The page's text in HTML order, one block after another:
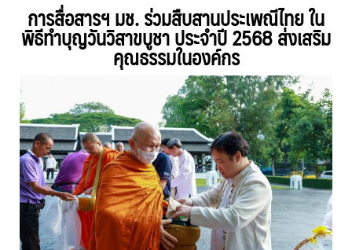
การสื่อสารฯ มช. ร่วมสืบสานประเพณีไทย ใน
พิธีทำบุญวันวิสาขบูชา ประจำปี 2568 ส่งเสริม
คุณธรรมในองค์กร